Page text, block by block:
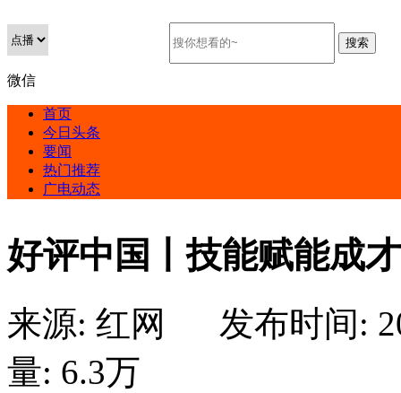
微信
首页
今日头条
要闻
热门推荐
广电动态
好评中国丨技能赋能成
来源: 红网 发布时间:
量: 6.3万